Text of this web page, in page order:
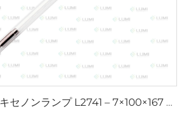
レーザーキセノンランプ L2741 – 7×100×167 mm